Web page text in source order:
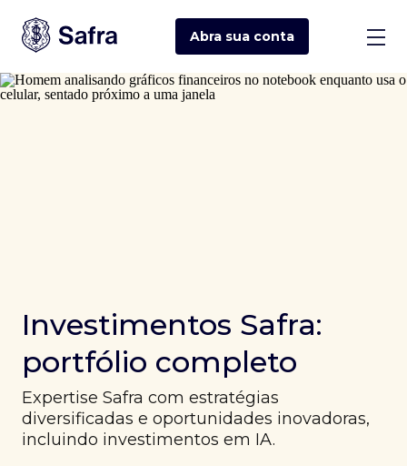
Abra sua conta
Investimentos Safra:
portfólio completo
Expertise Safra com estratégias
diversificadas e oportunidades inovadoras,
incluindo investimentos em IA.